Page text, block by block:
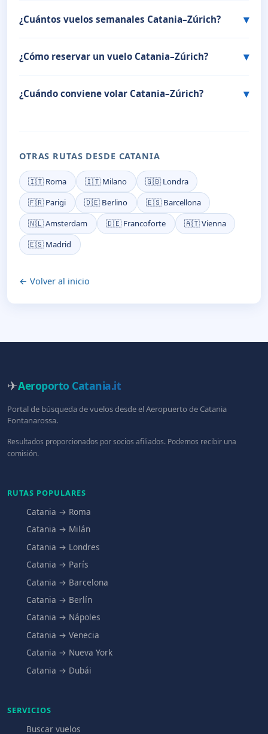
¿Cuántos vuelos semanales Catania–Zúrich?
¿Cómo reservar un vuelo Catania–Zúrich?
¿Cuándo conviene volar Catania–Zúrich?
OTRAS RUTAS DESDE CATANIA
🇮🇹 Roma 🇮🇹 Milano
🇬🇧 Londra
🇫🇷 Parigi
🇩🇪 Berlino
🇪🇸 Barcellona
🇳🇱 Amsterdam
🇩🇪 Francoforte
🇦🇹 Vienna
🇪🇸 Madrid
← Volver al inicio
✈Aeroporto Catania.it
Portal de búsqueda de vuelos desde el Aeropuerto de Catania
Fontanarossa.
Resultados proporcionados por socios afiliados. Podemos recibir una
comisión.
RUTAS POPULARES
Catania → Roma
Catania → Milán
Catania → Londres
Catania → París
Catania → Barcelona
Catania → Berlín
Catania → Nápoles
Catania → Venecia
Catania → Nueva York
Catania → Dubái
SERVICIOS
Buscar vuelos